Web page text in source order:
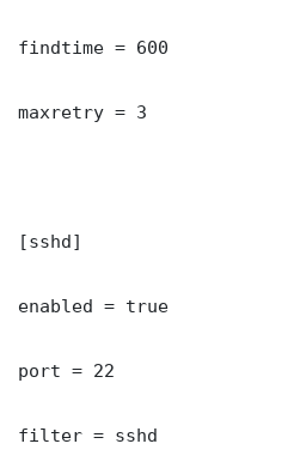
findtime = 600
maxretry = 3
[sshd]
enabled = true
port = 22
filter = sshd